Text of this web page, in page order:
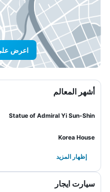
اعرض
أشهر المعالم
Statue of Admiral Yi Sun-Shin
Korea House
إظهار المزيد
سيارت ايجار